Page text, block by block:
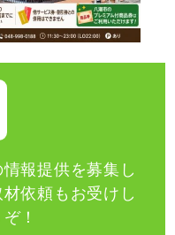
報提供を募集し
依頼もお受けし
！